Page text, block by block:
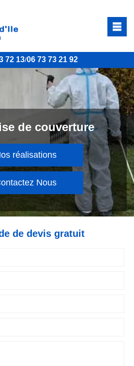
72 13/06 73 73 21 92
de couverture
réalisations
Nous
de devis gratuit